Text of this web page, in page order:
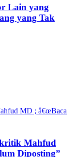
Lain yang
yang Tak
Mahfud
Diposting”